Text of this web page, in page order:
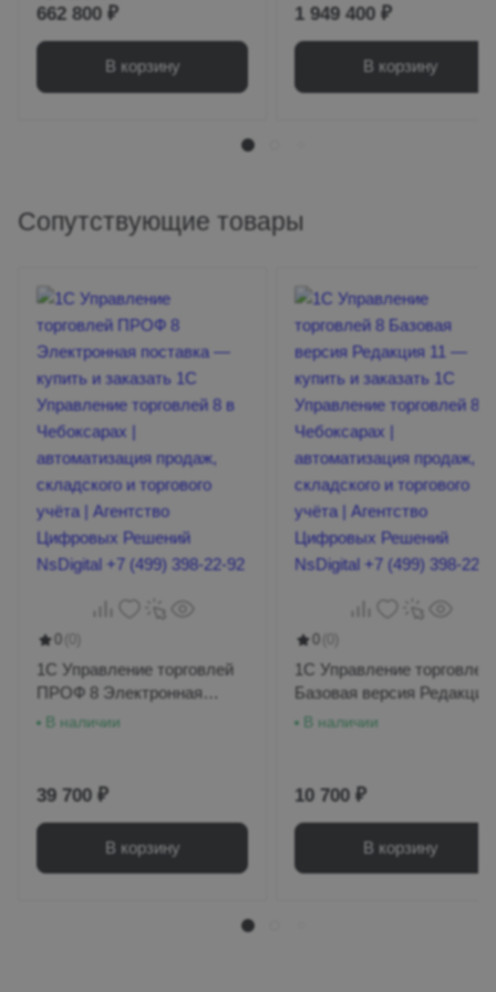
Уведомления и предупреждения:
Автоматическое оповещение
ответственных лиц о возможных
Обмен данными с ФНС: Поддержка
электронного документооборота и
обмена информацией в рамках
налогового мониторинга.
Связь с 1С:Бухгалтерией и ERP:
Автоматический обмен данными для
формирования актуальной налоговой
отчётности.
Поддержка нормативных требований:
Обновления в соответствии с
изменениями законодательства.
Аналитика и отчётность
Визуализация ключевых показателей
налогового контроля и эффективности.
История изменений и аудита:
налоговых операциях и изменениях
662 800 ₽
В корзину
1 949 400 ₽
В корзину
Сопутствующие товары
0
1С Управление торговлей
ПРОФ 8 Электронная
поставка
В наличии
39 700 ₽
В корзину
0
1С Управление торговлей
Базовая версия Редакция
11В наличии
10 700 ₽
В корзину